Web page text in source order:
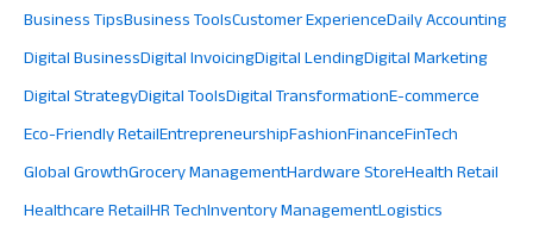
Business TipsBusiness ToolsCustomer ExperienceDaily Accounting
Digital BusinessDigital InvoicingDigital LendingDigital Marketing
Digital StrategyDigital ToolsDigital TransformationE-commerce
Eco-Friendly RetailEntrepreneurshipFashionFinanceFinTech
Global GrowthGrocery ManagementHardware StoreHealth Retail
Healthcare RetailHR TechInventory ManagementLogistics